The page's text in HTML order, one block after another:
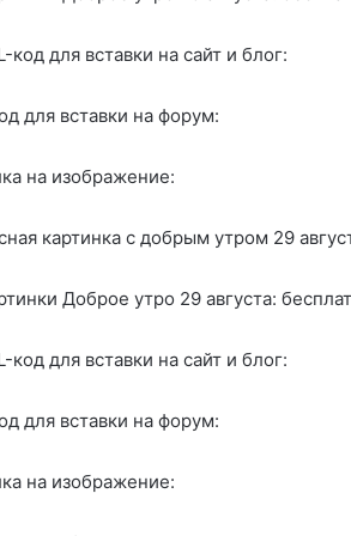
код для вставки на сайт и блог:
для вставки на форум:
на изображение:
картинка с добрым утром 29
код для вставки на сайт и блог:
для вставки на форум:
на изображение: